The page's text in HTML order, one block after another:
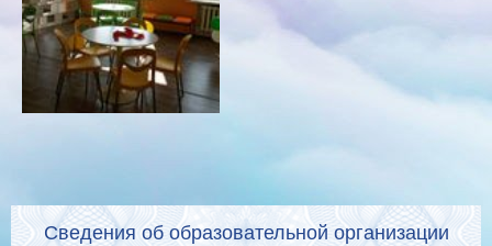
Сведения об образовательной организации